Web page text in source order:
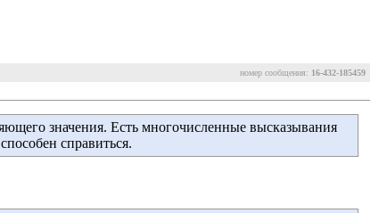
номер сообщения: 16-432-185459
значения. Есть многочисленные высказывания
справиться.